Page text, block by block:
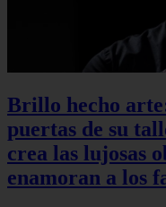
Brillo hecho
puertas de su
crea las lujosas
enamoran a los